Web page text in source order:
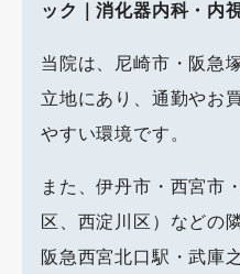
ック｜消化器内科・内
当院は、尼崎市・阪急
立地にあり、通勤やお
やすい環境です。
また、伊丹市・西宮市
区、西淀川区）などの
阪急西宮北口駅・武庫